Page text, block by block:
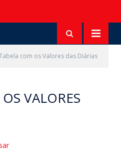
com os Valores das Diárias
VALORES